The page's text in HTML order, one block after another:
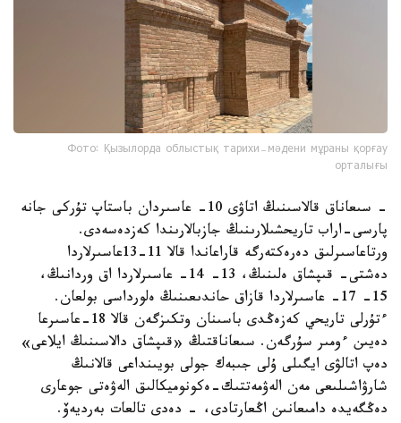
Фото: Қызылорда облыстық тарихи-мәдени мұраны қорғау
орталығы
- سىعاناق قالاسىنىڭ اتاۋى 10- عاسىردان باستاپ تۇركى جانە
پارسى-اراب تاريحشىلارىنىڭ جازبالارىندا كەزدەسەدى.
ورتاعاسىرلىق دەرەكتەرگە قاراعاندا قالا 11-13عاسىرلاردا
دەشتى- قىپشاق ەلىنىڭ، 13- 14- عاسىرلاردا اق وردانىڭ،
15- 17- عاسىرلاردا قازاق حاندىعىنىڭ ەلورداسى بولعان.
ءتۇرلى تاريحي كەزەڭدى باسىنان وتكىزگەن قالا 18-عاسىرعا
دەيىن ءومىر سۇرگەن. سىعاناقتىڭ «قىپشاق دالاسىنىڭ ايلاعى»
دەپ اتالۋى ايگىلى ۇلى جىبەك جولى بويىنداعى قالانىڭ
شارۋاشىلىعى مەن الەۋمەتتىك-ەكونوميكالىق الەۋەتى جوعارى
دەڭگەيدە دامىعانىن اڭعارتادى، - دەدى تالعات بەرديەۆ.